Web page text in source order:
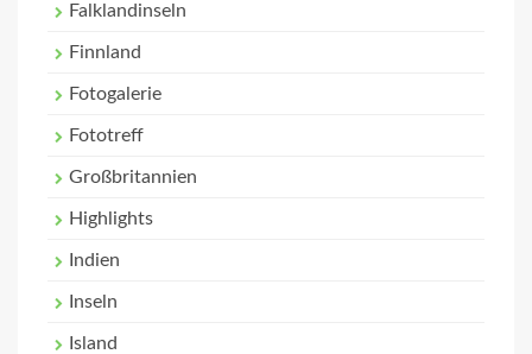
Falklandinseln
Finnland
Fotogalerie
Fototreff
Großbritannien
Highlights
Indien
Inseln
Island